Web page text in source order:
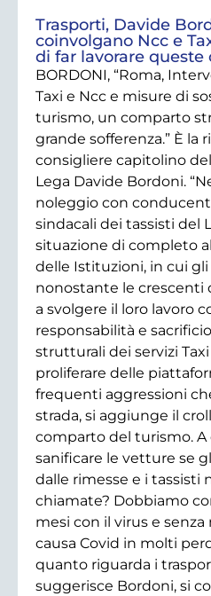
Trasporti, Davide
coinvolgano Ncc e
di far lavorare queste
BORDONI, “Roma,
Taxi e Ncc e misure di
turismo, un comparto
grande sofferenza.” È la
consigliere capitolino
Lega Davide Bordoni.
noleggio con
sindacali dei tassisti del
situazione di completo
delle Istituzioni, in cui
nonostante le crescenti
a svolgere il loro lavoro
responsabilità e
strutturali dei servizi Taxi
proliferare delle
frequenti aggressioni
strada, si aggiunge il
comparto del turismo. A
sanificare le vetture se
dalle rimesse e i tassisti
chiamate? Dobbiamo
mesi con il virus e
causa Covid in molti
quanto riguarda i
suggerisce Bordoni, si